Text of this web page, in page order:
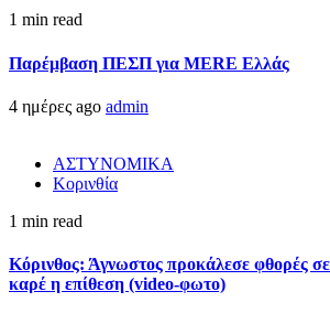
1 min read
Παρέμβαση ΠΕΣΠ για MERE Ελλάς
4 ημέρες ago admin
ΑΣΤΥΝΟΜΙΚΑ
Κορινθία
1 min read
Κόρινθος: Άγνωστος προκάλεσε φθορές
καρέ η επίθεση (video-φωτο)